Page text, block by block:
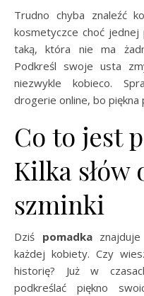
Trudno chyba znaleźć kobietę, która nie ma w swojej
kosmetyczce choć jednej
taką, która nie ma
Podkreśl swoje usta
niezwykle kobieco.
drogerie online, bo
Co to jest
Kilka
szminki
Dziś pomadkaznajduje
każdej kobiety. Czy
historię? Już w
podkreślać piękno